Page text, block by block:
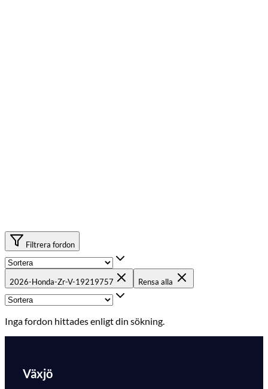
Filtrera fordon
2026-Honda-Zr-V-19219757 Rensa alla
Inga fordon hittades enligt din sökning.
Växjö